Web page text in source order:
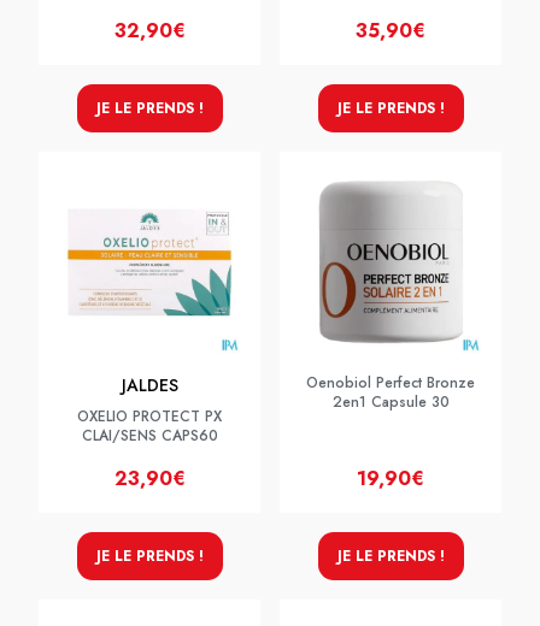
32,90€
JE LE PRENDS !
35,90€
JE LE PRENDS !
JALDES
OXELIO PROTECT PX
CLAI/SENS CAPS60
23,90€
JE LE PRENDS !
Oenobiol Perfect Bronze
2en1 Capsule 30
19,90€
JE LE PRENDS !